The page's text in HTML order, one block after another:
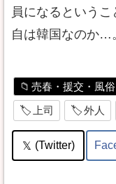
員になるという
自は韓国なのか…
売春・援交・風俗
上司
外人
(Twitter)